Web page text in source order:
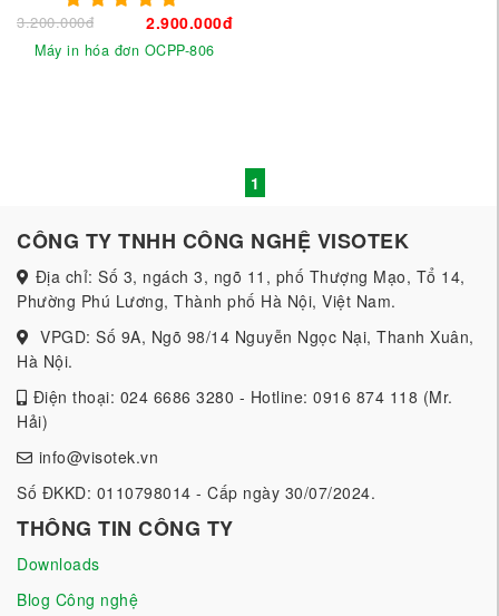
3.200.000đ 2.900.000đ
Máy in hóa đơn OCPP-806
1
CÔNG TY TNHH CÔNG NGHỆ VISOTEK
Địa chỉ: Số 3, ngách 3, ngõ 11, phố Thượng Mạo, Tổ 14,
Phường Phú Lương, Thành phố Hà Nội, Việt Nam.
VPGD: Số 9A, Ngõ 98/14 Nguyễn Ngọc Nại, Thanh Xuân,
Hà Nội.
Điện thoại: 024 6686 3280 - Hotline: 0916 874 118 (Mr.
Hải)
info@visotek.vn
Số ĐKKD: 0110798014 - Cấp ngày 30/07/2024.
THÔNG TIN CÔNG TY
Downloads
Blog Công nghệ